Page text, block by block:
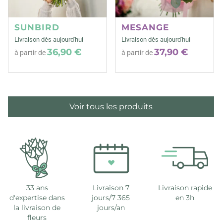
SUNBIRD
Livraison dès aujourd'hui
à partir de36,90 €
MESANGE
Livraison dès aujourd'hui
à partir de37,90 €
Voir tous les produits
33 ans
d'expertise dans
la livraison de
fleurs
Livraison 7
jours/7 365
jours/an
Livraison rapide
en 3h